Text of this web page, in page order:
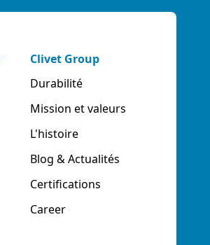
Clivet Group
Durabilité
Mission et valeurs
L'histoire
Blog & Actualités
Certifications
Career